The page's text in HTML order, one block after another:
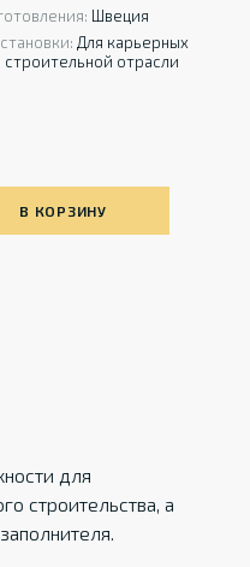
Швеция
Для карьерных
строительной отрасли
В КОРЗИНУ
для
строительства, а